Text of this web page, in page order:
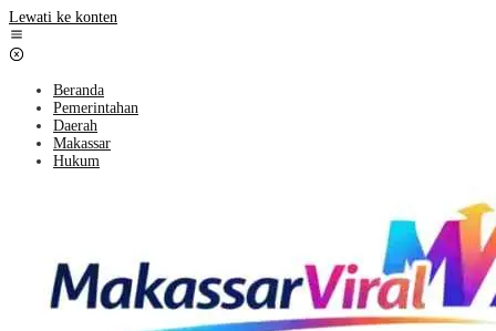
Lewati ke konten
Beranda
Pemerintahan
Daerah
Makassar
Hukum